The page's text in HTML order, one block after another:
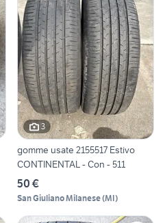
3
gomme usate 2155517 Estivo
CONTINENTAL - Con - 511
50 €
San Giuliano Milanese(MI)